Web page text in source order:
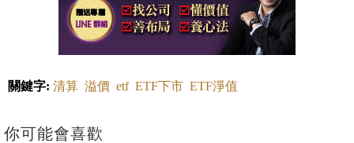
關鍵字: 清算 溢價 etf ETF下市 ETF淨值
你可能會喜歡